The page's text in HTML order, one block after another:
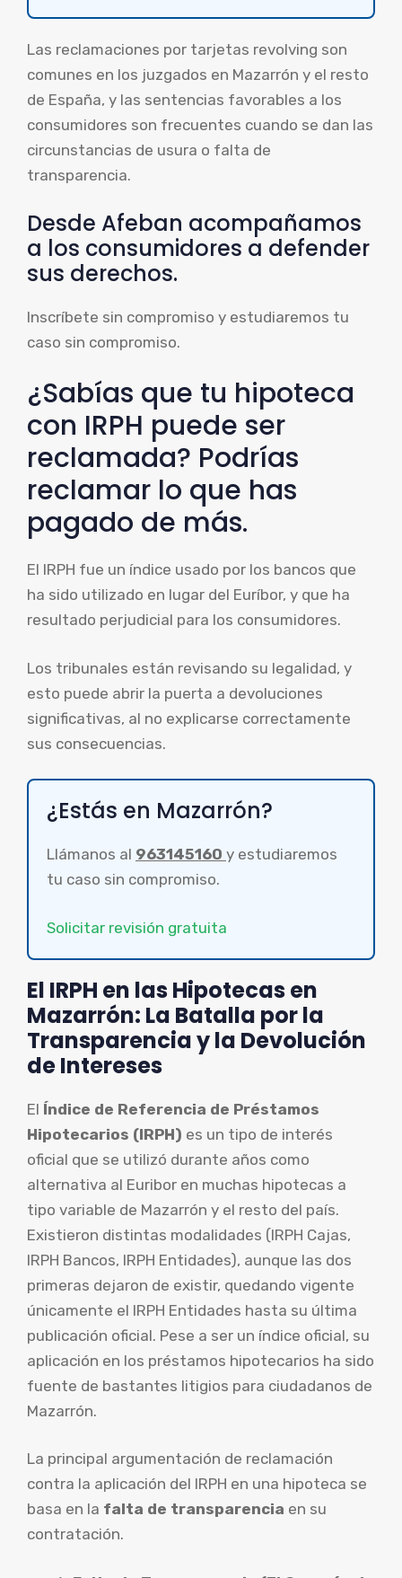
Las reclamaciones por tarjetas revolving son
comunes en los juzgados en Mazarrón y el resto
de España, y las sentencias favorables a los
consumidores son frecuentes cuando se dan las
circunstancias de usura o falta de
transparencia.
Desde Afeban acompañamos
a los consumidores a defender
sus derechos.
Inscríbete sin compromiso y estudiaremos tu
caso sin compromiso.
¿Sabías que tu hipoteca
con IRPH puede ser
reclamada? Podrías
reclamar lo que has
pagado de más.
El IRPH fue un índice usado por los bancos que
ha sido utilizado en lugar del Euríbor, y que ha
resultado perjudicial para los consumidores.
Los tribunales están revisando su legalidad, y
esto puede abrir la puerta a devoluciones
significativas, al no explicarse correctamente
sus consecuencias.
¿Estás en Mazarrón?
Llámanos al 963145160 y estudiaremos
tu caso sin compromiso.
Solicitar revisión gratuita
El IRPH en las Hipotecas en
Mazarrón: La Batalla por la
Transparencia y la Devolución
de Intereses
El Índice de Referencia de Préstamos
Hipotecarios (IRPH) es un tipo de interés
oficial que se utilizó durante años como
alternativa al Euribor en muchas hipotecas a
tipo variable de Mazarrón y el resto del país.
Existieron distintas modalidades (IRPH Cajas,
IRPH Bancos, IRPH Entidades), aunque las dos
primeras dejaron de existir, quedando vigente
únicamente el IRPH Entidades hasta su última
publicación oficial. Pese a ser un índice oficial, su
aplicación en los préstamos hipotecarios ha sido
fuente de bastantes litigios para ciudadanos de
Mazarrón.
La principal argumentación de reclamación
contra la aplicación del IRPH en una hipoteca se
basa en la falta de transparencia en su
contratación.